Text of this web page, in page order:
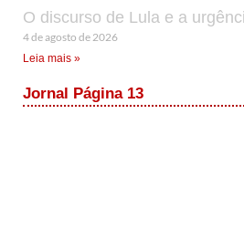
O discurso de Lula e a
4 de agosto de 2026
Leia mais »
Jornal Página 13